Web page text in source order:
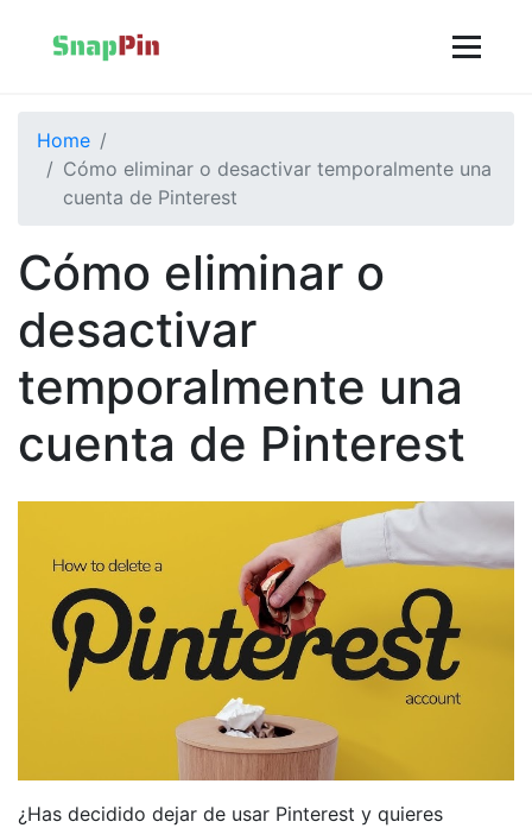
Home
Cómo eliminar o desactivar temporalmente una
cuenta de Pinterest
Cómo eliminar o
desactivar
temporalmente una
cuenta de Pinterest
¿Has decidido dejar de usar Pinterest y quieres